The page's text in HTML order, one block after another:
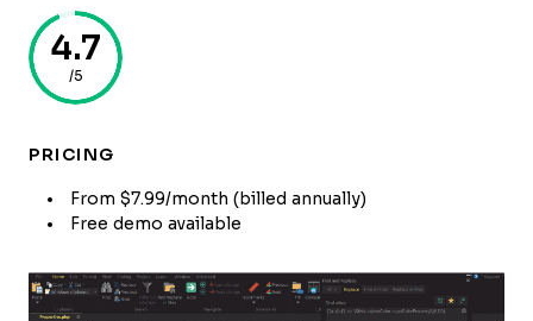
4.7
/5
PRICING
From $7.99/month (billed annually)
Free demo available